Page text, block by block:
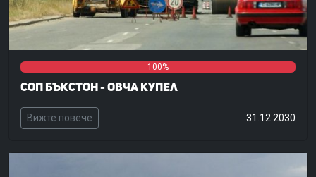
0%
0% 100%
СОП Бъкстон - Овча купел
Вижте повече 31.12.2030